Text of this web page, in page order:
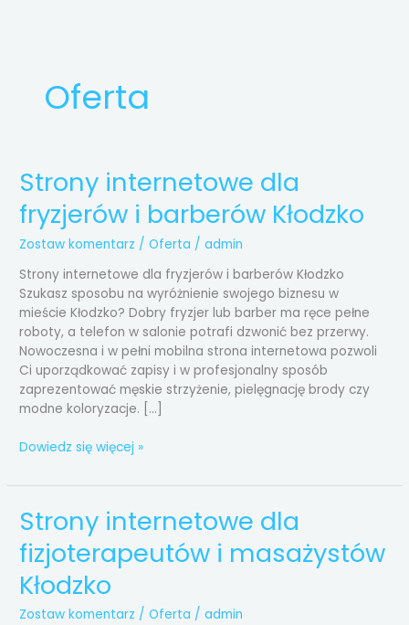
Oferta
Strony internetowe dla
fryzjerów i barberów Kłodzko
Zostaw komentarz /Oferta /admin
Strony internetowe dla fryzjerów i barberów Kłodzko
Szukasz sposobu na wyróżnienie swojego biznesu w
mieście Kłodzko? Dobry fryzjer lub barber ma ręce pełne
roboty, a telefon w salonie potrafi dzwonić bez przerwy.
Nowoczesna i w pełni mobilna strona internetowa pozwoli
Ci uporządkować zapisy i w profesjonalny sposób
zaprezentować męskie strzyżenie, pielęgnację brody czy
modne koloryzacje. […]
Strony
internetowe
dla
fryzjerów
i
barberów
Kłodzko
Dowiedz się więcej »
Strony internetowe dla
fizjoterapeutów i masażystów
Kłodzko
Zostaw komentarz /Oferta /admin
Strony
internetowe
dla
fizjoterapeutów
i
masażystów